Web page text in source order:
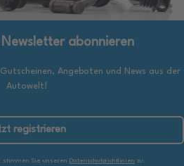
abonnieren
Angeboten und News aus der
Autowelt!
registrieren
stimmen Sie unseren Datenschutzrichtlinien zu.